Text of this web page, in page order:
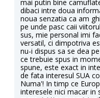
mai putin bine
dibaci intre doua
noua senzatia ca am
pe unde pasc caii
sus, mie personal imi
versatil, ci dimpotriva
nu-i dispus sa se dea
ce trebuie spus in
spune, este exact in
de fata interesul SUA
Numa'! In timp ce
interesele nici macar in